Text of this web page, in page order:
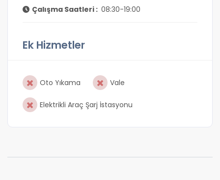
Çalışma Saatleri : 08:30-19:00
Ek Hizmetler
Oto Yıkama Vale
Elektrikli Araç Şarj İstasyonu